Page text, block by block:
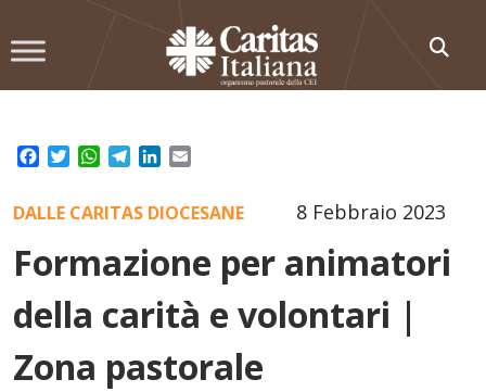
to
Facebook
TwitterWhatsApp
TelegramLinkedIn
8 Febbraio 2023
DALLE CARITAS DIOCESANE
Formazione per animatori
della carità e volontari |
Zona pastorale